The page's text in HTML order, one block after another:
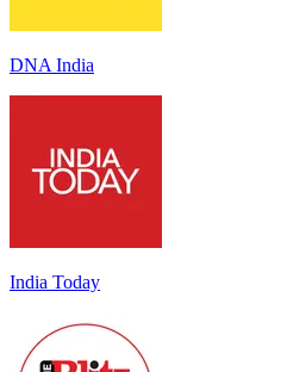
DNA India
India Today